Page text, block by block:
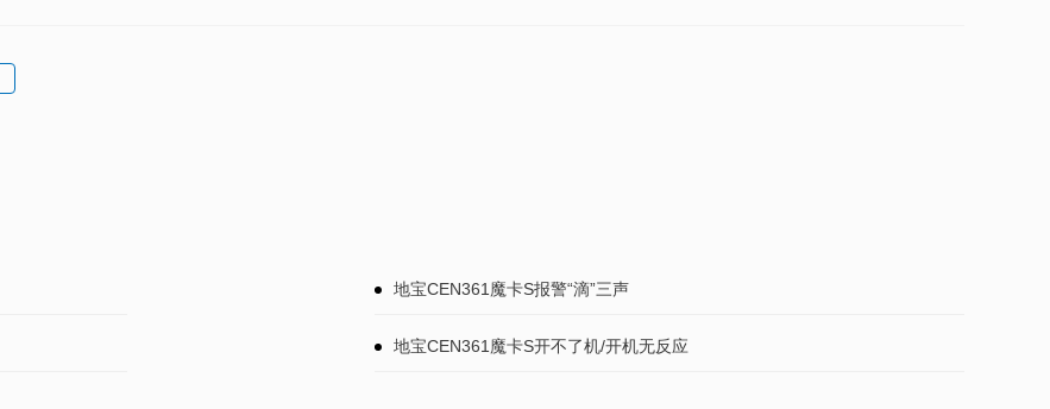
地宝CEN361魔卡S报警“滴”三声
地宝CEN361魔卡S开不了机/开机无反应